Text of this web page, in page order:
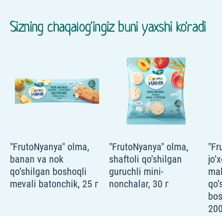
Sizning chaqalog'ingiz buni yaxshi ko'radi
"FrutoNyanya" olma,
banan va nok
qo’shilgan boshoqli
mevali batonchik, 25 г
"FrutoNyanya" olma,
shaftoli qo’shilgan
guruchli mini-
nonchalar, 30 г